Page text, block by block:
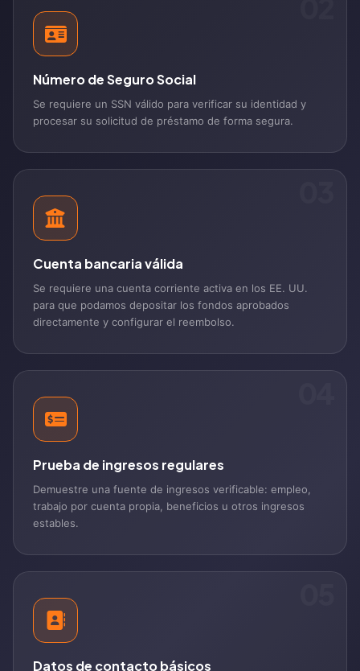
Número de Seguro Social
Se requiere un SSN válido para verificar su identidad y
procesar su solicitud de préstamo de forma segura.
Cuenta bancaria válida
Se requiere una cuenta corriente activa en los EE. UU.
para que podamos depositar los fondos aprobados
directamente y configurar el reembolso.
Prueba de ingresos regulares
Demuestre una fuente de ingresos verificable: empleo,
trabajo por cuenta propia, beneficios u otros ingresos
estables.
Datos de contacto básicos